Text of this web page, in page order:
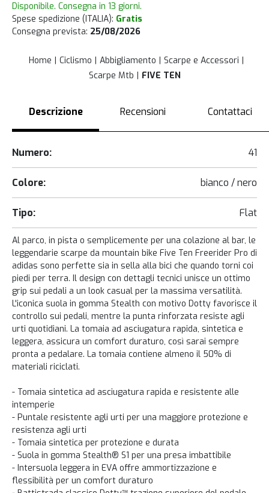
Disponibile. Consegna in 13 giorni.
Spese spedizione (ITALIA): Gratis
Consegna prevista: 25/08/2026
Home Ciclismo Abbigliamento
Scarpe e Accessori
Scarpe Mtb
FIVE TEN
Descrizione Recensioni Contattaci
Numero: 41
Colore: bianco / nero
Tipo: Flat
Al parco, in pista o semplicemente per una colazione al bar, le
leggendarie scarpe da mountain bike Five Ten Freerider Pro di
adidas sono perfette sia in sella alla bici che quando torni coi
piedi per terra. Il design con dettagli tecnici unisce un ottimo
grip sui pedali a un look casual per la massima versatilità.
L'iconica suola in gomma Stealth con motivo Dotty favorisce il
controllo sui pedali, mentre la punta rinforzata resiste agli
urti quotidiani. La tomaia ad asciugatura rapida, sintetica e
leggera, assicura un comfort duraturo, così sarai sempre
pronta a pedalare. La tomaia contiene almeno il 50% di
materiali riciclati.
- Tomaia sintetica ad asciugatura rapida e resistente alle
intemperie
- Puntale resistente agli urti per una maggiore protezione e
resistenza agli urti
- Tomaia sintetica per protezione e durata
- Suola in gomma Stealth® S1 per una presa imbattibile
- Intersuola leggera in EVA offre ammortizzazione e
flessibilità per un comfort duraturo